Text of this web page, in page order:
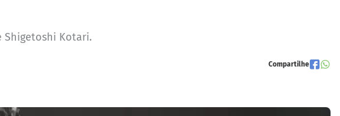
Shigetoshi Kotari.
Compartilhe